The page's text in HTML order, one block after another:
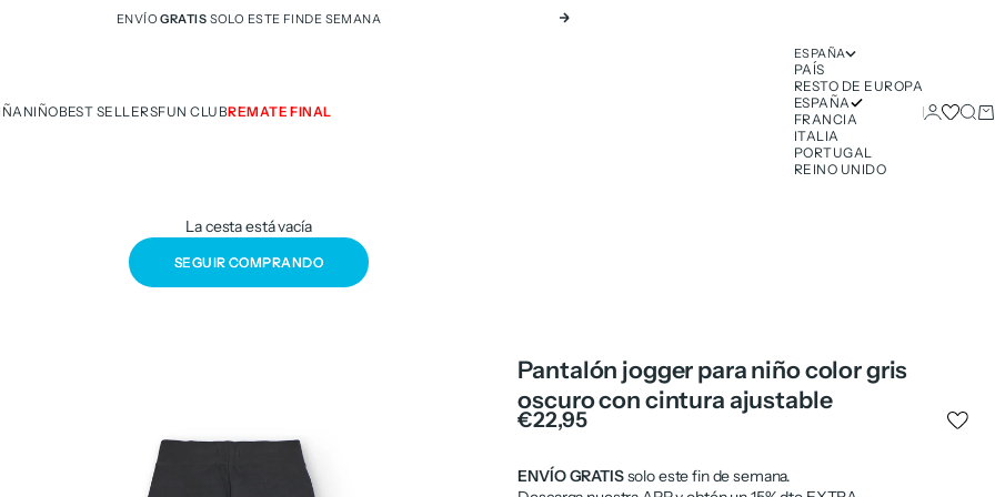
ENVÍOGRATIS SOLO ESTE FINDE SEMANA Siguiente
NIÑOBEST SELLERSFUN CLUBREMATE FINAL
ESPAÑA
PAÍS
RESTO DE EUROPA
ESPAÑA
FRANCIA
ITALIA
PORTUGAL
REINO UNIDO
Iniciar
La cesta está vacía
SEGUIR COMPRANDO
Pantalón jogger para niño color gris
oscuro con cintura ajustable
Precio de oferta
€22,95
ENVÍO GRATISsolo este fin de semana.